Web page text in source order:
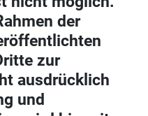
der
zur
ausdrücklich
und